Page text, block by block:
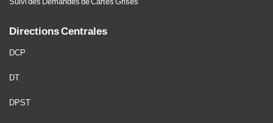
Suivi des Demandes de Cartes Grises
Directions Centrales
DCP
DT
DPST